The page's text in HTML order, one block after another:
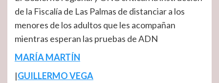
de la Fiscalía de Las Palmas de distanciar a los
menores de los adultos que les acompañan
mientras esperan las pruebas de ADN
MARÍA MARTÍN
|GUILLERMO VEGA